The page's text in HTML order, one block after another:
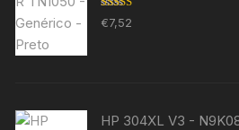
Avaliação
5.00de 5
€7,52
HP 304XL V3 -